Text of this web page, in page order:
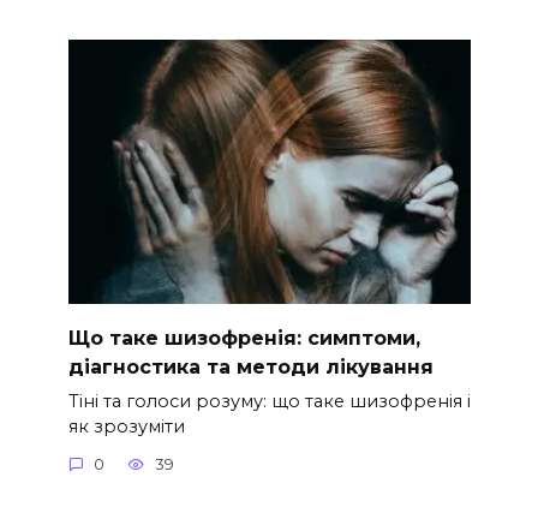
Що таке шизофренія: симптоми,
діагностика та методи лікування
Тіні та голоси розуму: що таке шизофренія і
як зрозуміти
0 39